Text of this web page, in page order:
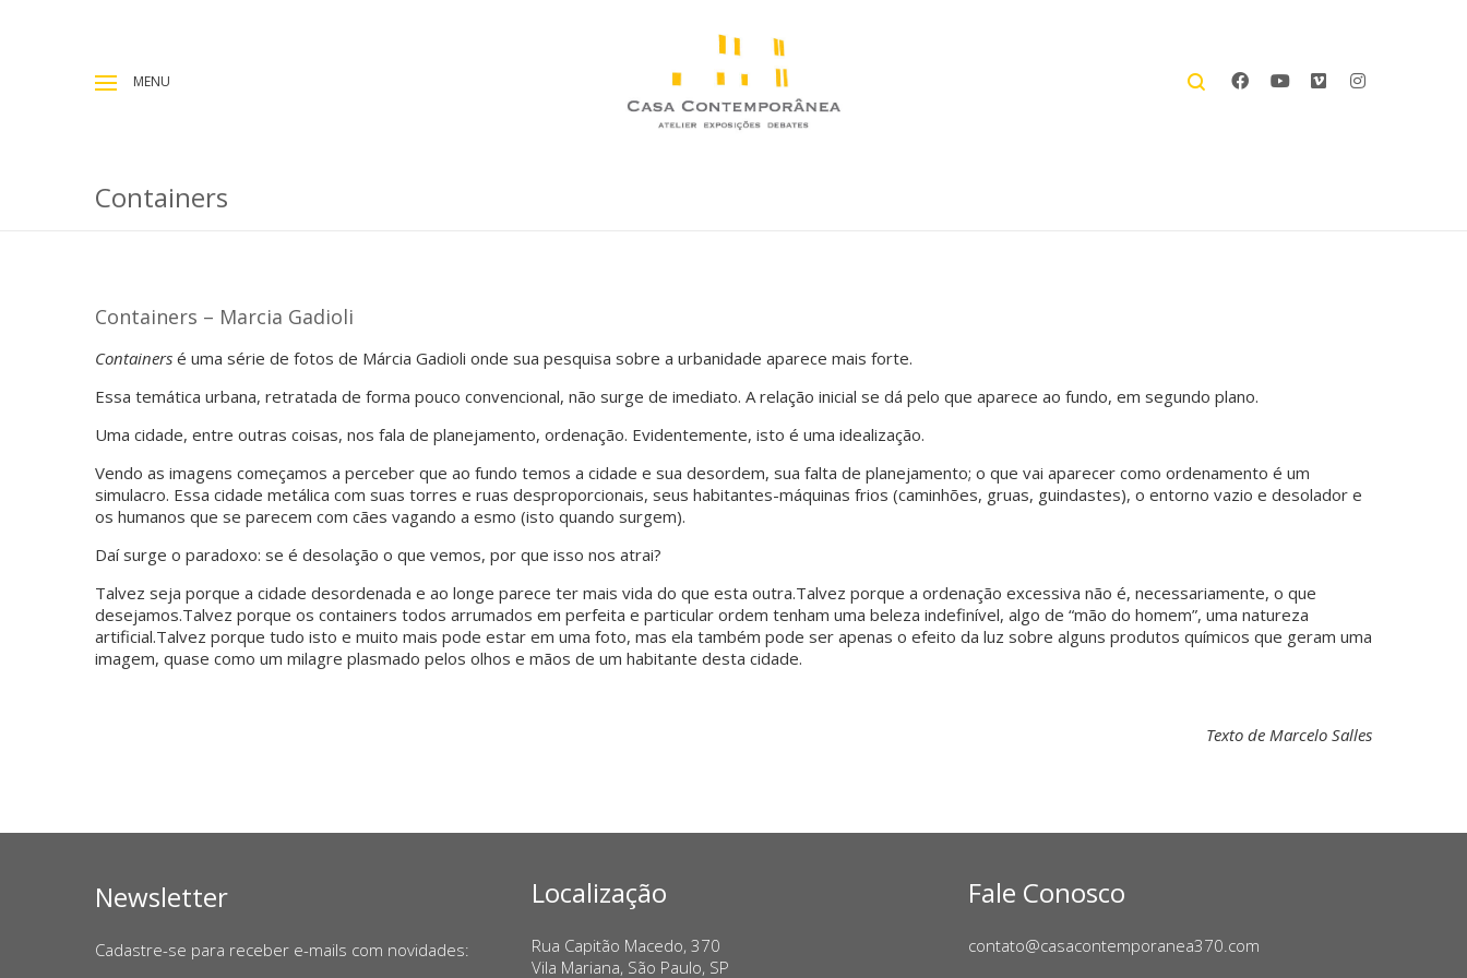
MENU
Containers
Containers – Marcia Gadioli
Containers é uma série de fotos de Márcia Gadioli onde sua pesquisa sobre a urbanidade aparece mais forte.
Essa temática urbana, retratada de forma pouco convencional, não surge de imediato. A relação inicial se dá pelo que aparece ao fundo, em segundo plano.
Uma cidade, entre outras coisas, nos fala de planejamento, ordenação. Evidentemente, isto é uma idealização.
Vendo as imagens começamos a perceber que ao fundo temos a cidade e sua desordem, sua falta de planejamento; o que vai aparecer como ordenamento é um
simulacro. Essa cidade metálica com suas torres e ruas desproporcionais, seus habitantes-máquinas frios (caminhões, gruas, guindastes), o entorno vazio e desolador e
os humanos que se parecem com cães vagando a esmo (isto quando surgem).
Daí surge o paradoxo: se é desolação o que vemos, por que isso nos atrai?
Talvez seja porque a cidade desordenada e ao longe parece ter mais vida do que esta outra.Talvez porque a ordenação excessiva não é, necessariamente, o que
desejamos.Talvez porque os containers todos arrumados em perfeita e particular ordem tenham uma beleza indefinível, algo de “mão do homem”, uma natureza
artificial.Talvez porque tudo isto e muito mais pode estar em uma foto, mas ela também pode ser apenas o efeito da luz sobre alguns produtos químicos que geram uma
imagem, quase como um milagre plasmado pelos olhos e mãos de um habitante desta cidade.
Texto de Marcelo Salles
Newsletter
Cadastre-se para receber e-mails com novidades:
Localização
Rua Capitão Macedo, 370
Vila Mariana, São Paulo, SP
Fale Conosco
contato@casacontemporanea370.com